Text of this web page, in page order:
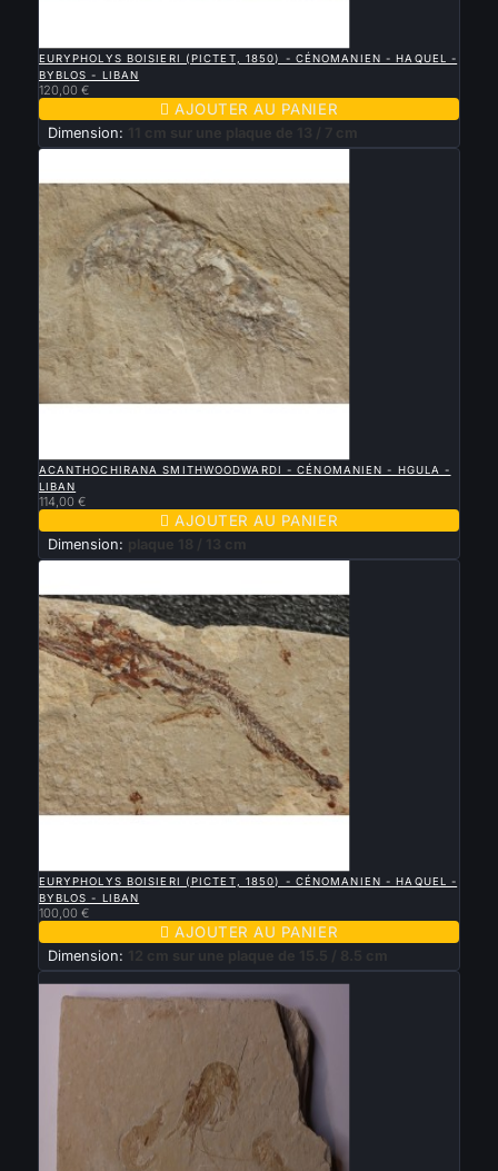
EURYPHOLYS BOISIERI (PICTET, 1850) - CÉNOMANIEN - HAQUEL -
BYBLOS - LIBAN
120,00 €
 AJOUTER AU PANIER
Dimension: 11 cm sur une plaque de 13 / 7 cm
ACANTHOCHIRANA SMITHWOODWARDI - CÉNOMANIEN - HGULA -
LIBAN
114,00 €
 AJOUTER AU PANIER
Dimension: plaque 18 / 13 cm
EURYPHOLYS BOISIERI (PICTET, 1850) - CÉNOMANIEN - HAQUEL -
BYBLOS - LIBAN
100,00 €
 AJOUTER AU PANIER
Dimension: 12 cm sur une plaque de 15.5 / 8.5 cm